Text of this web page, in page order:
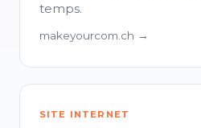
temps.
makeyourcom.ch →
SITE INTERNET